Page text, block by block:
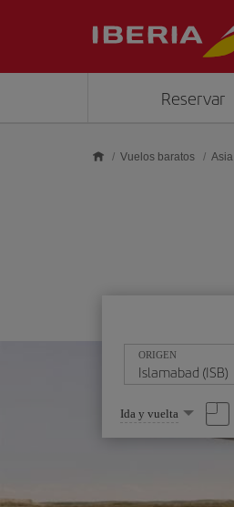
Reservar
Vuelos baratos Asia
ORIGEN
Seleccione
una
opción
Ida y vuelta